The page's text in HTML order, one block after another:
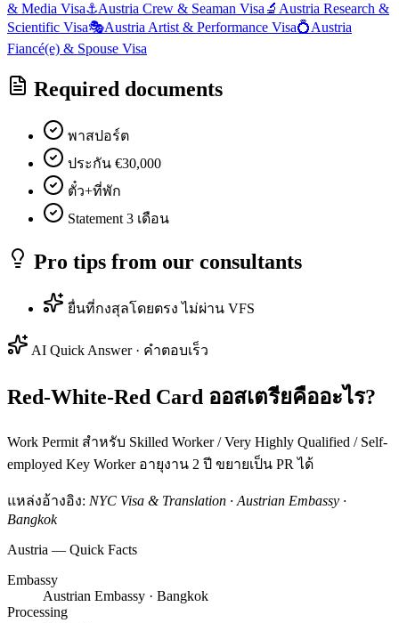
& Media Visa⚓Austria Crew & Seaman Visa 🔬 Austria Research &
Scientific Visa🎭Austria Artist & Performance Visa💍Austria
Fiancé(e) & Spouse Visa
Required documents
พาสปอร์ต
ประกัน €30,000
ตั๋ว+ที่พัก
Statement 3 เดือน
Pro tips from our consultants
ยื่นที่กงสุลโดยตรง ไม่ผ่าน VFS
AI Quick Answer · คำตอบเร็ว
Red-White-Red Card ออสเตรียคืออะไร?
Work Permit สำหรับ Skilled Worker / Very Highly Qualified / Self-
employed Key Worker อายุงาน 2 ปี ขยายเป็น PR ได้
แหล่งอ้างอิง: NYC Visa & Translation · Austrian Embassy ·
Bangkok
Austria — Quick Facts
Embassy
Austrian Embassy · Bangkok
Processing